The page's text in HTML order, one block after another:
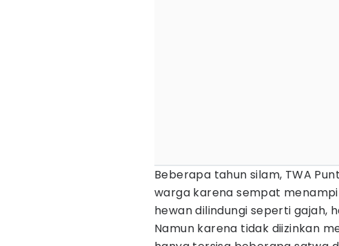
Beberapa tahun silam, TWA
warga karena sempat
hewan dilindungi seperti gajah,
Namun karena tidak diizinkan